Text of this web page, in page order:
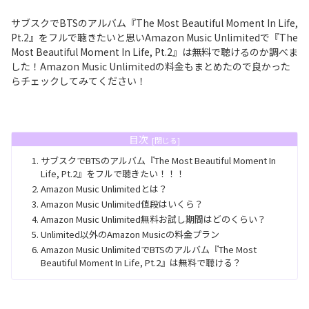
サブスクでBTSのアルバム『The Most Beautiful Moment In Life,
Pt.2』をフルで聴きたいと思いAmazon Music Unlimitedで『The
Most Beautiful Moment In Life, Pt.2』は無料で聴けるのか調べま
した！Amazon Music Unlimitedの料金もまとめたので良かった
らチェックしてみてください！
目次
サブスクでBTSのアルバム『The Most Beautiful Moment In
Life, Pt.2』をフルで聴きたい！！！
Amazon Music Unlimitedとは？
Amazon Music Unlimited値段はいくら？
Amazon Music Unlimited無料お試し期間はどのくらい？
Unlimited以外のAmazon Musicの料金プラン
Amazon Music UnlimitedでBTSのアルバム『The Most
Beautiful Moment In Life, Pt.2』は無料で聴ける？